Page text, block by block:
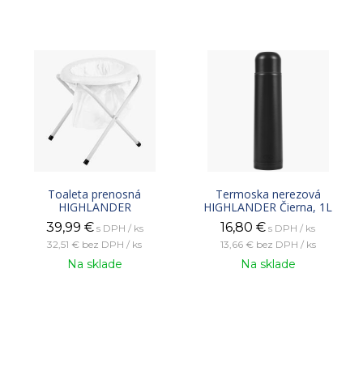
Toaleta prenosná
HIGHLANDER
39,99 € s DPH / ks
32,51 € bez DPH / ks
Na sklade
Termoska nerezová
HIGHLANDER Čierna, 1L
16,80 € s DPH / ks
13,66 € bez DPH / ks
Na sklade